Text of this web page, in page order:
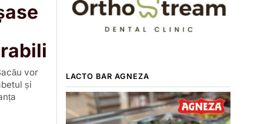
vor
și
LACTO BAR AGNEZA